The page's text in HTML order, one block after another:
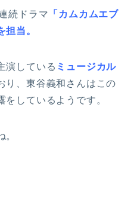
続ドラマ 「カムカムエブ
担当。
演している ミュージカル
り、東谷義和さんはこの
しているようです。